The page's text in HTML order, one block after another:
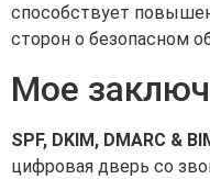
способствует
сторон о безопасном
Мое
SPF, DKIM, DMARC &
цифровая дверь со